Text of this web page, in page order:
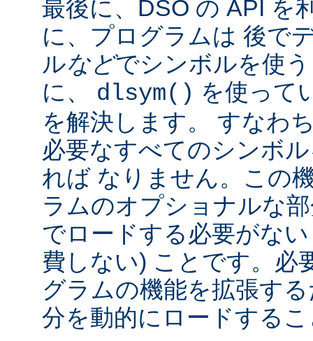
最後に、DSO の API を
に、プログラムは 後で
ルなどでシンボルを使
に、 dlsym() を使って
を解決します。 すなわ
必要なすべてのシンボ
れば なりません。この
ラムのオプショナルな
でロードする必要がな
費しない) ことです。必
グラムの機能を拡張す
分を動的にロードする